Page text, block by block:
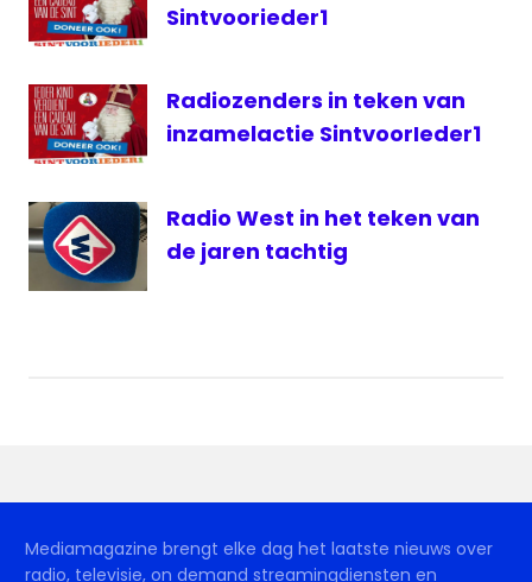
Sintvoorieder1
Radiozenders in teken van
inzamelactie SintvoorIeder1
Radio West in het teken van
de jaren tachtig
Mediamagazine brengt elke dag het laatste nieuws over
radio, televisie, on demand streamingdiensten en